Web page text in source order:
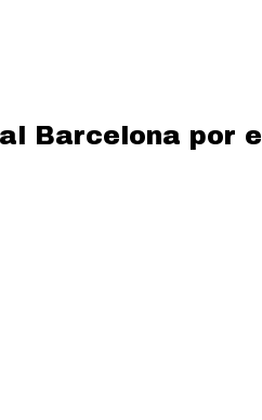
Barcelona por el